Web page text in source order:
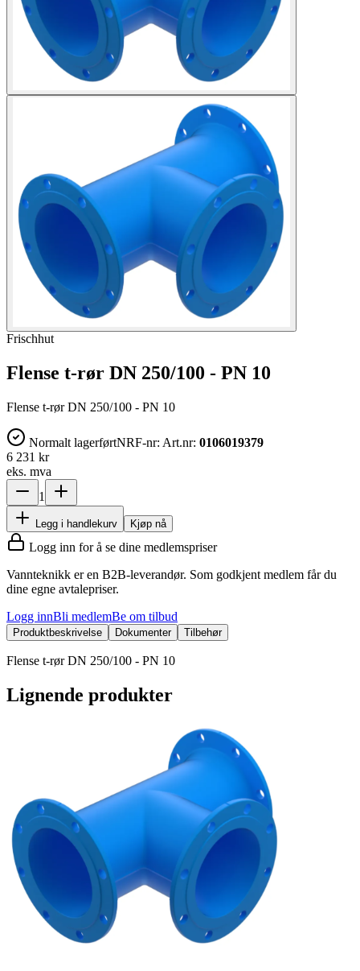
Frischhut
Flense t-rør DN 250/100 - PN 10
Flense t-rør DN 250/100 - PN 10
Normalt lagerførtNRF-nr: Art.nr: 0106019379
6 231 kr
eks. mva
1
Legg i handlekurv Kjøp nå
Logg inn for å se dine medlemspriser
Vannteknikk er en B2B-leverandør. Som godkjent medlem får du
dine egne avtalepriser.
Logg innBli medlemBe om tilbud
Produktbeskrivelse Dokumenter Tilbehør
Flense t-rør DN 250/100 - PN 10
Lignende produkter